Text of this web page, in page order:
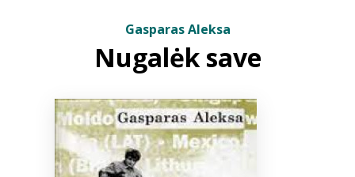
ELVIS atvyksta
Naujienos
Bibliotekoms
Gasparas Aleksa
Nugalėk save